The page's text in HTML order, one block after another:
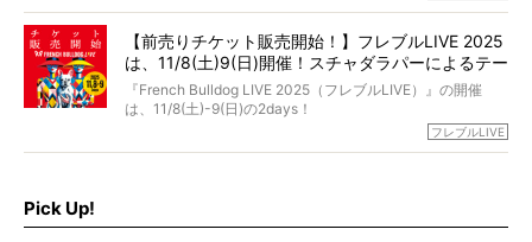
day1の司会はフレブルラバーのロッチさん。day2の音楽フ
ェスには世代ど真ん中のPUFFYが出演するなど、例年以上
に豪華なラインナップ。
北は北海道、南は鹿児島県から。全国のフレンチブルドッ
グが一堂に会した「フレブルLIVE2024」の模様を、詳しく
【前売りチケット販売開始！】フレブルLIVE 2025
は、11/8(土)9(日)開催！スチャダラパーによるテー
マソング制作も決定
『French Bulldog LIVE 2025（フレブルLIVE）』の開催
は、11/8(土)-9(日)の2days！
お得な前売りチケット、いよいよ販売スタートです！フレブルLIVE
Pick Up!